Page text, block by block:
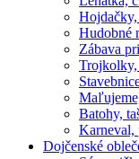
Hudobné
Zábava
Trojkolky,
Batohy,
Karneval,
Dojčenské